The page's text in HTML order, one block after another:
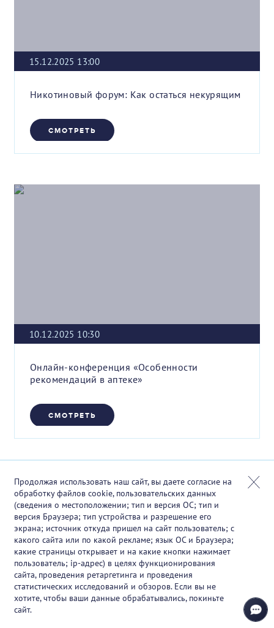
15.12.2025 13:00
Никотиновый форум: Как остаться некурящим
СМОТРЕТЬ
10.12.2025 10:30
Онлайн-конференция «Особенности
рекомендаций в аптеке»
СМОТРЕТЬ
Продолжая использовать наш сайт, вы даете согласие на
обработку файлов cookie, пользовательских данных
(сведения о местоположении; тип и версия ОС; тип и
версия Браузера; тип устройства и разрешение его
экрана; источник откуда пришел на сайт пользователь; с
какого сайта или по какой рекламе; язык ОС и Браузера;
какие страницы открывает и на какие кнопки нажимает
пользователь; ip-адрес) в целях функционирования
сайта, проведения ретаргетинга и проведения
статистических исследований и обзоров. Если вы не
хотите, чтобы ваши данные обрабатывались, покиньте
сайт.